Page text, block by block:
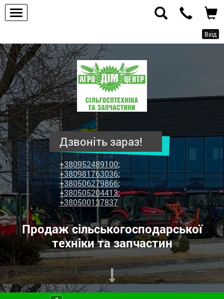
Вхід
ПП
"Агродім-
центр"
-
продаж
сільськогосподарської
техніки
та
запчастин
Дзвоніть зараз!
+380952489100;
+380981763036;
+380506279866;
+380505204413;
+380500137837
Продаж сільськогосподарської
техніки та запчастин